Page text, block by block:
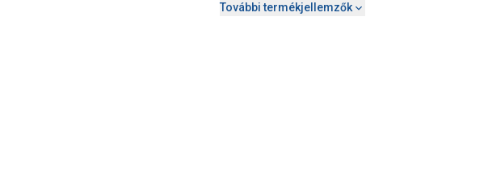
További termékjellemzők